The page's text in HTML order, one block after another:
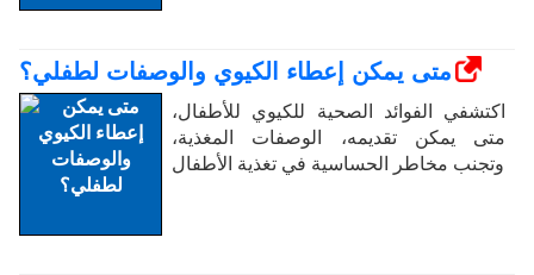
متى يمكن إعطاء الكيوي والوصفات لطفلي؟
اكتشفي الفوائد الصحية للكيوي للأطفال،
متى يمكن تقديمه، الوصفات المغذية،
وتجنب مخاطر الحساسية في تغذية الأطفال